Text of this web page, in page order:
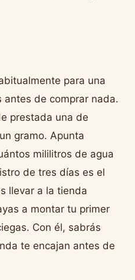
para una
antes de comprar nada.
prestada una de
gramo. Apunta
mililitros de agua
de tres días es el
llevar a la tienda
a montar tu primer
Con él, sabrás
te encajan antes de